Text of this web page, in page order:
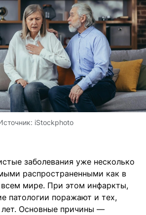
iStockphoto
заболевания уже несколько
распространенными как в
мире. При этом инфаркты,
патологии поражают и тех,
Основные причины —